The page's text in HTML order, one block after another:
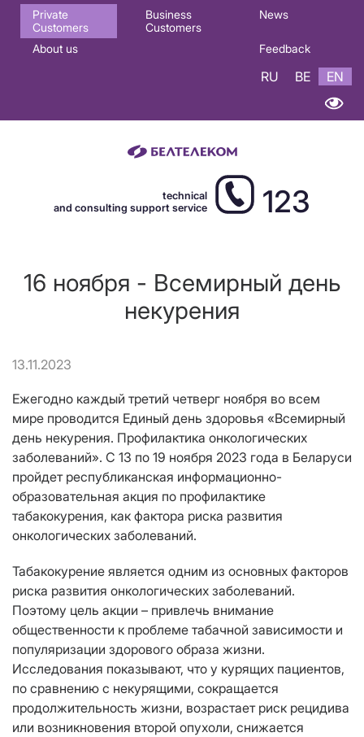
Основная
навигация
Private
Customers
Business
Customers
News
About us Feedback
RU BE EN
technical
and consulting support service
123
16 ноября - Всемирный день
некурения
13.11.2023
Ежегодно каждый третий четверг ноября во всем
мире проводится Единый день здоровья «Всемирный
день некурения. Профилактика онкологических
заболеваний». С 13 по 19 ноября 2023 года в Беларуси
пройдет республиканская информационно-
образовательная акция по профилактике
табакокурения, как фактора риска развития
онкологических заболеваний.
Табакокурение является одним из основных факторов
риска развития онкологических заболеваний.
Поэтому цель акции – привлечь внимание
общественности к проблеме табачной зависимости и
популяризации здорового образа жизни.
Исследования показывают, что у курящих пациентов,
по сравнению с некурящими, сокращается
продолжительность жизни, возрастает риск рецидива
или возникновения второй опухоли, снижается